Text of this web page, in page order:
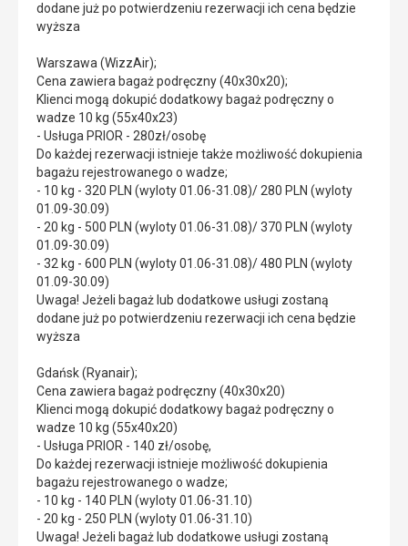
dodane już po potwierdzeniu rezerwacji ich cena będzie
wyższa
Warszawa (WizzAir);
Cena zawiera bagaż podręczny (40x30x20);
Klienci mogą dokupić dodatkowy bagaż podręczny o
wadze 10 kg (55x40x23)
- Usługa PRIOR - 280zł/osobę
Do każdej rezerwacji istnieje także możliwość dokupienia
bagażu rejestrowanego o wadze;
- 10 kg - 320 PLN (wyloty 01.06-31.08)/ 280 PLN (wyloty
01.09-30.09)
- 20 kg - 500 PLN (wyloty 01.06-31.08)/ 370 PLN (wyloty
01.09-30.09)
- 32 kg - 600 PLN (wyloty 01.06-31.08)/ 480 PLN (wyloty
01.09-30.09)
Uwaga! Jeżeli bagaż lub dodatkowe usługi zostaną
dodane już po potwierdzeniu rezerwacji ich cena będzie
wyższa
Gdańsk (Ryanair);
Cena zawiera bagaż podręczny (40x30x20)
Klienci mogą dokupić dodatkowy bagaż podręczny o
wadze 10 kg (55x40x20)
- Usługa PRIOR - 140 zł/osobę,
Do każdej rezerwacji istnieje możliwość dokupienia
bagażu rejestrowanego o wadze;
- 10 kg - 140 PLN (wyloty 01.06-31.10)
- 20 kg - 250 PLN (wyloty 01.06-31.10)
Uwaga! Jeżeli bagaż lub dodatkowe usługi zostaną